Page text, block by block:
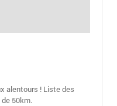
alentours ! Liste des
50km.